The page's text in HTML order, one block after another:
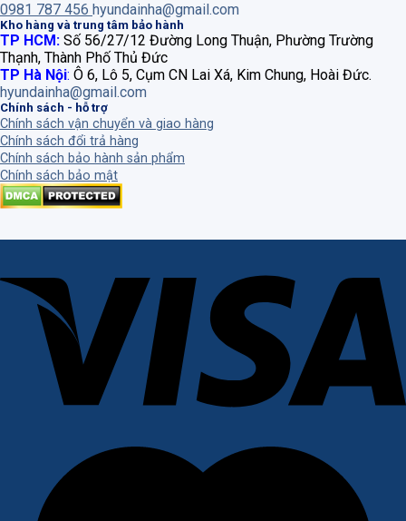
0981 787 456 hyundainha@gmail.com
Kho hàng và trung tâm bảo hành
TP HCM: Số 56/27/12 Đường Long Thuận, Phường Trường
Thạnh, Thành Phố Thủ Đức
TP Hà Nội: Ô 6, Lô 5, Cụm CN Lai Xá, Kim Chung, Hoài Đức.
hyundainha@gmail.com
Chính sách - hỗ trợ
Chính sách vận chuyển và giao hàng
Chính sách đổi trả hàng
Chính sách bảo hành sản phẩm
Chính sách bảo mật